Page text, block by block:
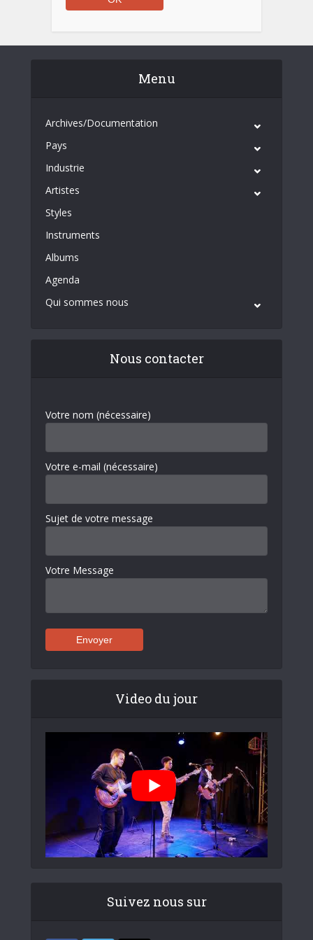
Menu
Archives/Documentation
Pays
Industrie
Artistes
Styles
Instruments
Albums
Agenda
Qui sommes nous
Nous contacter
Votre nom (nécessaire)
Votre e-mail (nécessaire)
Sujet de votre message
Votre Message
Video du jour
Suivez nous sur